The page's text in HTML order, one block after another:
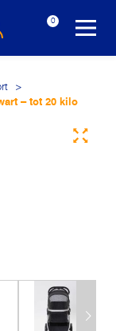
0
>
– tot 20 kilo